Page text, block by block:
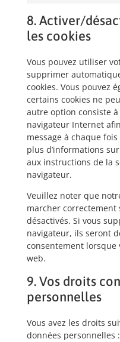
8. Activer/
les cookies
Vous pouvez utiliser
supprimer
cookies. Vous pouvez
certains cookies ne
autre option consiste
navigateur Internet
message à chaque
plus d’informations
aux instructions de la
navigateur.
Veuillez noter que
marcher correctement
désactivés. Si vous
navigateur, ils seront
consentement lorsque
web.
9. Vos droits
personnelles
Vous avez les droits
données personnelles :